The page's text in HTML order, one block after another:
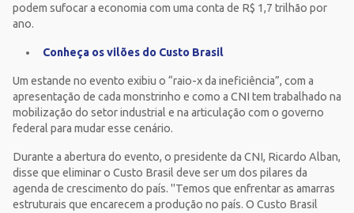
podem sufocar a economia com uma conta de R$ 1,7 trilhão por
ano.
Conheça os vilões do Custo Brasil
Um estande no evento exibiu o “raio-x da ineficiência”, com a
apresentação de cada monstrinho e como a CNI tem trabalhado na
mobilização do setor industrial e na articulação com o governo
federal para mudar esse cenário.
Durante a abertura do evento, o presidente da CNI, Ricardo Alban,
disse que eliminar o Custo Brasil deve ser um dos pilares da
agenda de crescimento do país. "Temos que enfrentar as amarras
estruturais que encarecem a produção no país. O Custo Brasil